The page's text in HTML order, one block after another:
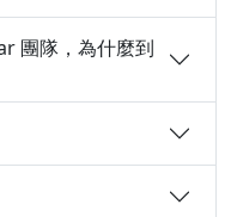
團隊，為什麼到